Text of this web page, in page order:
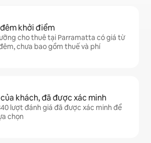
khởi điểm
cho thuê tại Parramatta có giá từ
chưa bao gồm thuế và phí
khách, đã được xác minh
lượt đánh giá đã được xác minh để
chọn